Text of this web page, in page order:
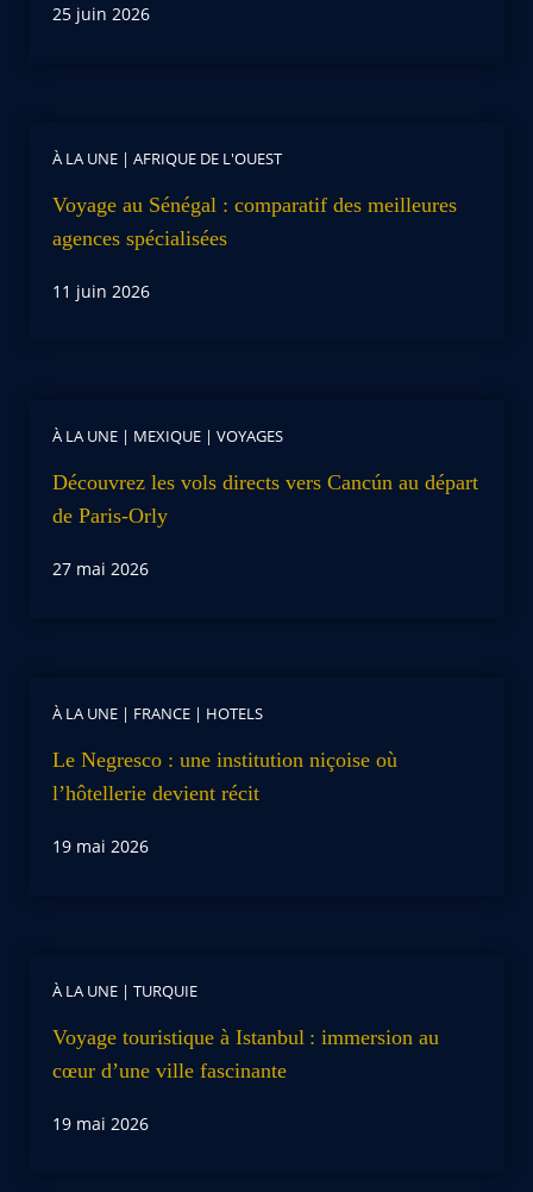
25 juin 2026
À LA UNE | AFRIQUE DE L'OUEST
Voyage au Sénégal : comparatif des meilleures
agences spécialisées
11 juin 2026
À LA UNE | MEXIQUE | VOYAGES
Découvrez les vols directs vers Cancún au départ
de Paris-Orly
27 mai 2026
À LA UNE | FRANCE | HOTELS
Le Negresco : une institution niçoise où
l’hôtellerie devient récit
19 mai 2026
À LA UNE | TURQUIE
Voyage touristique à Istanbul : immersion au
cœur d’une ville fascinante
19 mai 2026